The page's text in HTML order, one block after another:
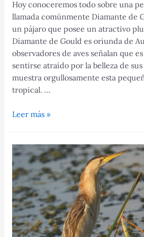
Hoy conoceremos todo sobre una
llamada comúnmente Diamante de
un pájaro que posee un atractivo
Diamante de Gould es oriunda de
observadores de aves señalan que
sentirse atraído por la belleza de
muestra orgullosamente esta
tropical. …
Diamante
Descubre
todo
los
detalles
acerca
de
esta
Leer más »